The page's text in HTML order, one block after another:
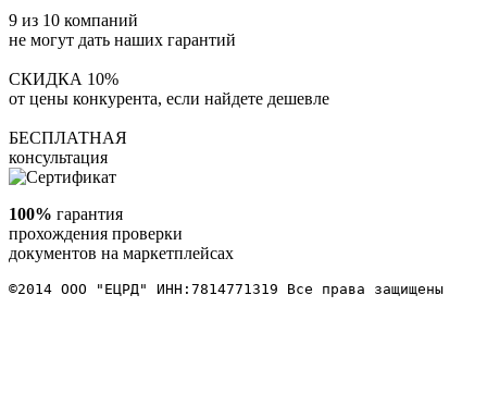
9 из 10 компаний
не могут дать наших гарантий
СКИДКА 10%
от цены конкурента, если найдете дешевле
БЕСПЛАТНАЯ
консультация
100% гарантия
прохождения проверки
документов на маркетплейсах
©2014 ООО "ЕЦРД" ИНН:7814771319 Все права защищены